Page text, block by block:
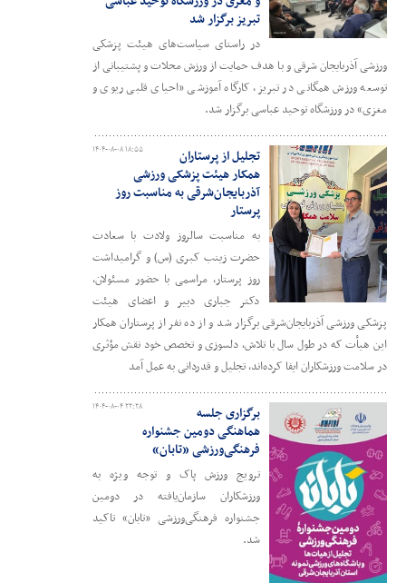
تبریز برگزار شد
در راستای سیاست‌های هیئت پزشکی
ورزشی آذربایجان شرقی و با هدف حمایت از ورزش محلات و پشتیبانی از
توسعه ورزش همگانی در تبریز، کارگاه آموزشی «احیای قلبی ریوی و
مغزی» در ورزشگاه توحید عباسی برگزار شد.
۱۴۰۴-۰۸-۰۸ ۱۸:۵۵
تجلیل از پرستاران
همکار هیئت پزشکی ورزشی
آذربایجان‌شرقی به مناسبت روز
پرستار
به مناسبت سالروز ولادت با سعادت
حضرت زینب کبری (س) و گرامیداشت
روز پرستار، مراسمی با حضور مسئولان،
دکتر جباری دبیر و اعضای هیئت
پزشکی ورزشی آذربایجان‌شرقی برگزار شد و از ده نفر از پرستاران همکار
این هیأت که در طول سال با تلاش، دلسوزی و تخصص خود نقش مؤثری
در سلامت ورزشکاران ایفا کرده‌اند، تجلیل و قدردانی به عمل آمد
۱۴۰۴-۰۸-۰۴ ۲۲:۲۸
برگزاری جلسه
هماهنگی دومین جشنواره
فرهنگی‌ورزشی «تابان»
ترویج ورزش پاک و توجه ویژه به
ورزشکاران سازمان‌یافته در دومین
جشنواره فرهنگی‌ورزشی «تابان» تاکید
شد.